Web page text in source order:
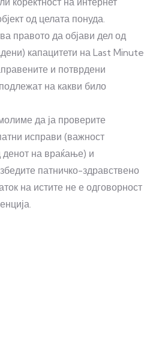
од целата понуда.
правото да објави дел од
капацитети на Last Minute
и потврдени
на какви било
да ја проверите
исправи (важност
денот на враќање) и
патничко-здравствено
на истите не е одговорност